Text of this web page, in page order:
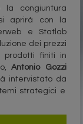
la congiuntura
aprirà con la
e Statlab
dei prezzi
prodotti finiti in
Antonio Gozzi
intervistato da
strategici e